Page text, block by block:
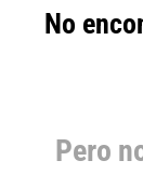
No
Pero